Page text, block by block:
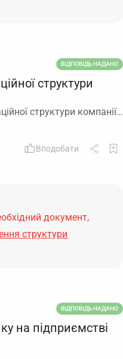
ВІДПОВІДЬ НАДАНО
структури
структури компанії…
Вподобати
документ,
структури
ВІДПОВІДЬ НАДАНО
на підприємстві